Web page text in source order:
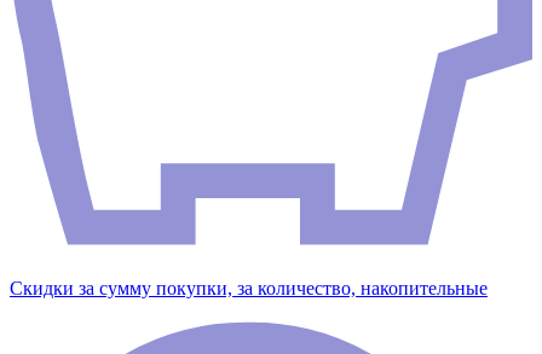
Скидки за сумму покупки, за количество, накопительные